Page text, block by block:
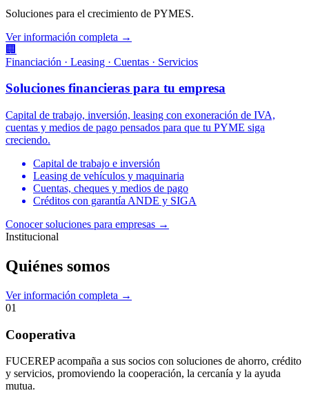
Soluciones para el crecimiento de PYMES.
Ver información completa →
🏢
Financiación · Leasing · Cuentas · Servicios
Soluciones financieras para tu empresa
Capital de trabajo, inversión, leasing con exoneración de IVA,
cuentas y medios de pago pensados para que tu PYME siga
creciendo.
Capital de trabajo e inversión
Leasing de vehículos y maquinaria
Cuentas, cheques y medios de pago
Créditos con garantía ANDE y SIGA
Conocer soluciones para empresas →
Institucional
Quiénes somos
Ver información completa →
01
Cooperativa
FUCEREP acompaña a sus socios con soluciones de ahorro, crédito
y servicios, promoviendo la cooperación, la cercanía y la ayuda
mutua.